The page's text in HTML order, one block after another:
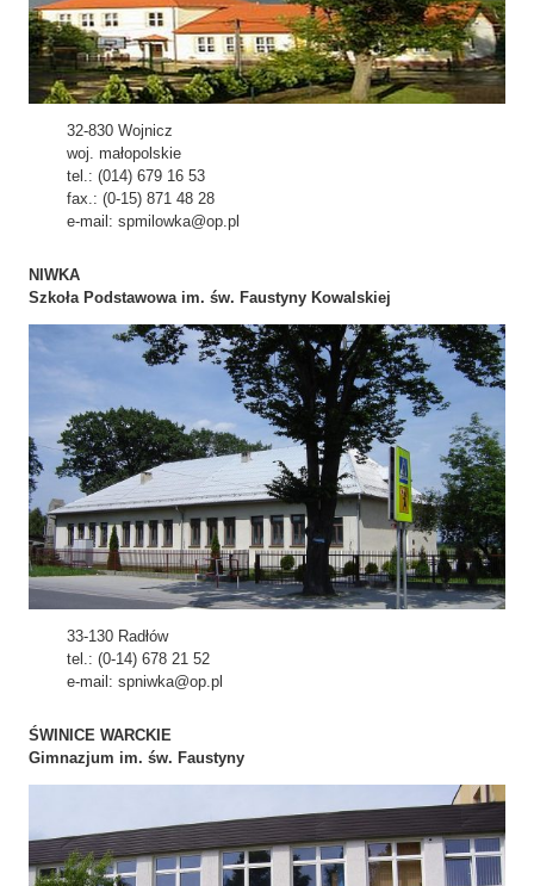
32-830 Wojnicz
woj. małopolskie
tel.: (014) 679 16 53
fax.: (0-15) 871 48 28
e-mail: spmilowka@op.pl
NIWKA
Szkoła Podstawowa im. św. Faustyny Kowalskiej
33-130 Radłów
tel.: (0-14) 678 21 52
e-mail: spniwka@op.pl
ŚWINICE WARCKIE
Gimnazjum im. św. Faustyny